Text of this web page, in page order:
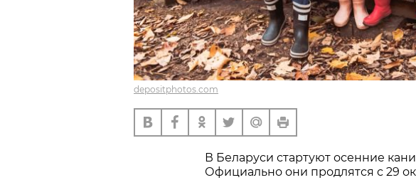
depositphotos.com
В Беларуси стартуют осенние
Официально они продлятся с 29